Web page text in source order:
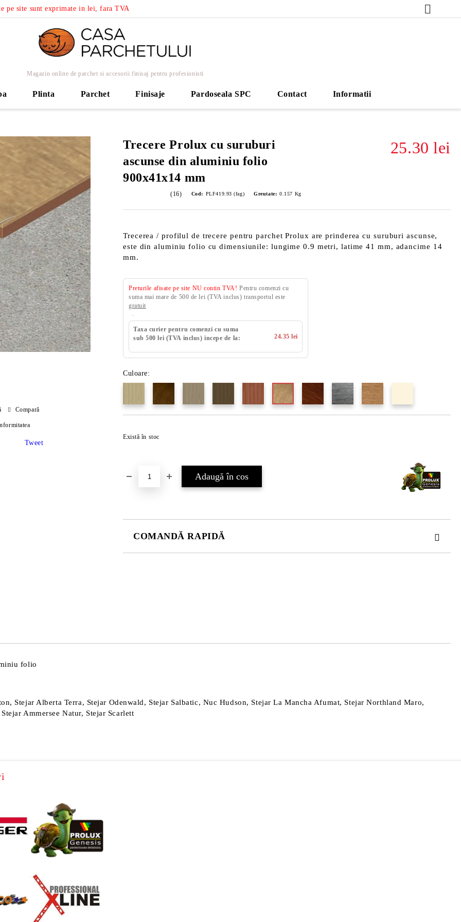
pe site sunt exprimate in lei, fara TVA
Magazin online de parchet si accesorii finisaj pentru profesionisti
Plinta Parchet Finisaje Pardoseala SPC Contact Informatii
Trecere Prolux cu suruburi
ascunse din aluminiu folio
900x41x14 mm
25.30 lei
(16) Cod: PLF419.93 (fag) Greutate: 0.157 Kg
Trecerea / profilul de trecere pentru parchet Prolux are prinderea cu suruburi ascunse,
este din aluminiu folio cu dimensiunile: lungime 0.9 metri, latime 41 mm, adancime 14
mm.
Preturile afisate pe site NU contin TVA! Pentru comenzi cu
suma mai mare de 500 de lei (TVA inclus) transportul este
gratuit
Taxa curier pentru comenzi cu suma
sub 500 lei (TVA inclus) incepe de la:
24.35 lei
Culoare:
Există în stoc
COMANDĂ RAPIDĂ
Compară
Tweet
folio
Stejar Alberta Terra, Stejar Odenwald, Stejar Salbatic, Nuc Hudson, Stejar La Mancha Afumat, Stejar Northland Maro,
Ammersee Natur, Stejar Scarlett